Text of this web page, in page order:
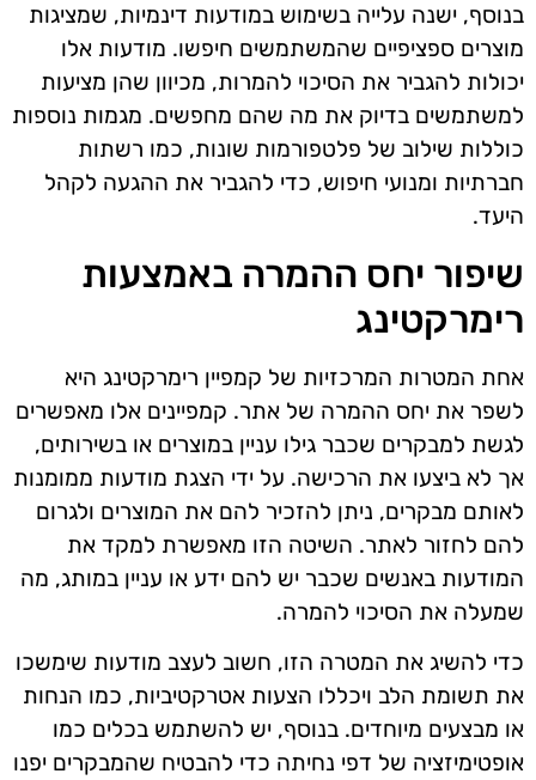
בנוסף, ישנה עלייה בשימוש במודעות דינמיות, שמציגות
מוצרים ספציפיים שהמשתמשים חיפשו. מודעות אלו
יכולות להגביר את הסיכוי להמרות, מכיוון שהן מציעות
למשתמשים בדיוק את מה שהם מחפשים. מגמות נוספות
כוללות שילוב של פלטפורמות שונות, כמו רשתות
חברתיות ומנועי חיפוש, כדי להגביר את ההגעה לקהל
היעד.
שיפור יחס ההמרה באמצעות
רימרקטינג
אחת המטרות המרכזיות של קמפיין רימרקטינג היא
לשפר את יחס ההמרה של אתר. קמפיינים אלו מאפשרים
לגשת למבקרים שכבר גילו עניין במוצרים או בשירותים,
אך לא ביצעו את הרכישה. על ידי הצגת מודעות ממומנות
לאותם מבקרים, ניתן להזכיר להם את המוצרים ולגרום
להם לחזור לאתר. השיטה הזו מאפשרת למקד את
המודעות באנשים שכבר יש להם ידע או עניין במותג, מה
שמעלה את הסיכוי להמרה.
כדי להשיג את המטרה הזו, חשוב לעצב מודעות שימשכו
את תשומת הלב ויכללו הצעות אטרקטיביות, כמו הנחות
או מבצעים מיוחדים. בנוסף, יש להשתמש בכלים כמו
אופטימיזציה של דפי נחיתה כדי להבטיח שהמבקרים יפנו